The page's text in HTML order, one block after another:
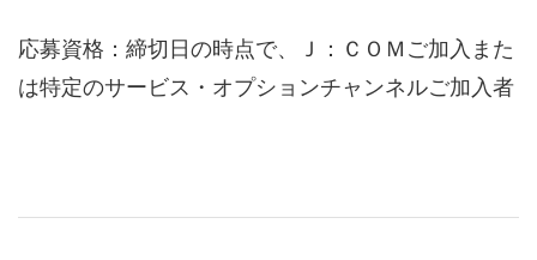
応募資格：締切日の時点で、Ｊ：ＣＯＭご加入また
は特定のサービス・オプションチャンネルご加入者